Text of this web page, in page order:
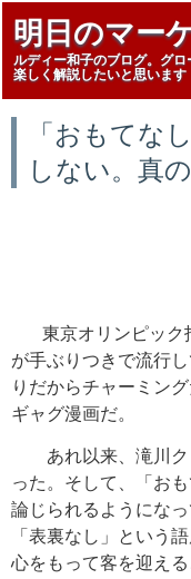
明日のマー
ルディー和子のブログ。グ
楽しく解説したいと思います
「おもてな
しない。真
東京オリンピック
が手ぶりつきで流行
りだからチャーミン
ギャグ漫画だ。
あれ以来、滝川ク
った。そして、「お
論じられるようにな
「表裏なし」という
心をもって客を迎え